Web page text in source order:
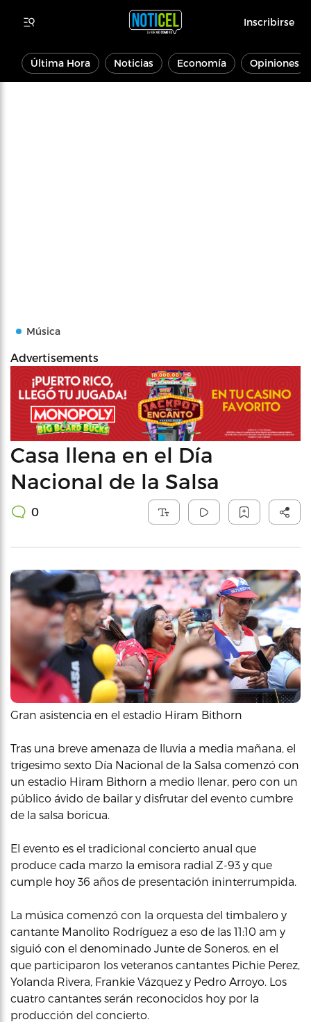
Inscribirse
Última Hora Noticias Economía Opiniones
Música
Advertisements
Casa llena en el Día
Nacional de la Salsa
0
Gran asistencia en el estadio Hiram Bithorn
Tras una breve amenaza de lluvia a media mañana, el
trigesimo sexto Día Nacional de la Salsa comenzó con
un estadio Hiram Bithorn a medio llenar, pero con un
público ávido de bailar y disfrutar del evento cumbre
de la salsa boricua.
El evento es el tradicional concierto anual que
produce cada marzo la emisora radial Z-93 y que
cumple hoy 36 años de presentación ininterrumpida.
La música comenzó con la orquesta del timbalero y
cantante Manolito Rodríguez a eso de las 11:10 am y
siguió con el denominado Junte de Soneros, en el
que participaron los veteranos cantantes Pichie Perez,
Yolanda Rivera, Frankie Vázquez y Pedro Arroyo. Los
cuatro cantantes serán reconocidos hoy por la
producción del concierto.